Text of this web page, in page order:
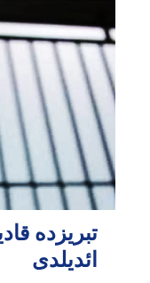
تبریزده
ائدیلدی